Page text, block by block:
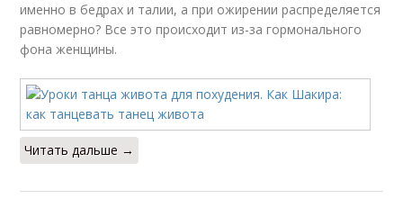
именно в бедрах и талии, а при ожирении распределяется
равномерно? Все это происходит из-за гормонального
фона женщины.
Читать дальше →